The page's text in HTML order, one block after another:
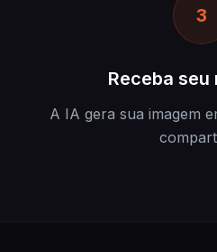
3
Receba seu
A IA gera sua imagem